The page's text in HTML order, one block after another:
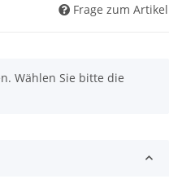
Frage zum Artikel
Wählen Sie bitte die